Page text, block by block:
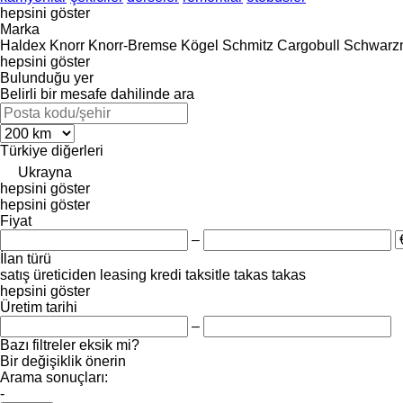
hepsini göster
Marka
Haldex Knorr Knorr-Bremse Kögel Schmitz Cargobull
hepsini göster
Bulunduğu yer
Belirli bir mesafe dahilinde ara
Türkiye diğerleri
Ukrayna
hepsini göster
hepsini göster
Fiyat
–
İlan türü
satış üreticiden leasing kredi taksitle takas takas
hepsini göster
Üretim tarihi
–
Bazı filtreler eksik mi?
Bir değişiklik önerin
Arama sonuçları:
-